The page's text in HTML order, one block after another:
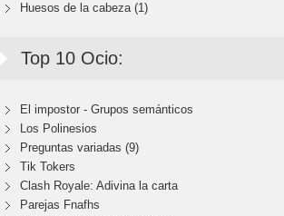
Huesos de la cabeza (1)
Top 10 Ocio:
El impostor - Grupos semánticos
Los Polinesios
Preguntas variadas (9)
Tik Tokers
Clash Royale: Adivina la carta
Parejas Fnafhs